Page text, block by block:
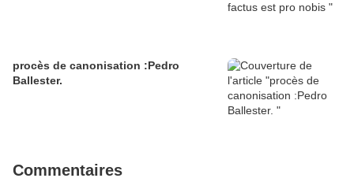
procès de canonisation :Pedro
Ballester.
Commentaires